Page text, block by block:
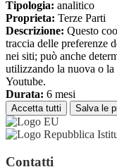
Tipologia: analitico
Proprieta: Terze Parti
Descrizione: Questo
traccia delle preferenze
nei siti; può anche
utilizzando la nuova o
Youtube.
Durata: 6 mesi
Accetta tutti Salva le
Contatti